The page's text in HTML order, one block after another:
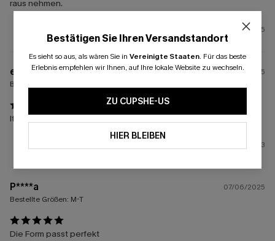
raus nehmen.
5
e****
27/07/2025
Bestellte Größen:
It sits well with the body form
3
P****a
07/06/2025
Bestellte Größen: M-T
Die Form passt perfekt
Bestätigen Sie Ihren Versandstandort
Es sieht so aus, als wären Sie in Vereinigte Staaten. Für das beste
Erlebnis empfehlen wir Ihnen, auf Ihre lokale Website zu wechseln.
ZU CUPSHE-US
HIER BLEIBEN